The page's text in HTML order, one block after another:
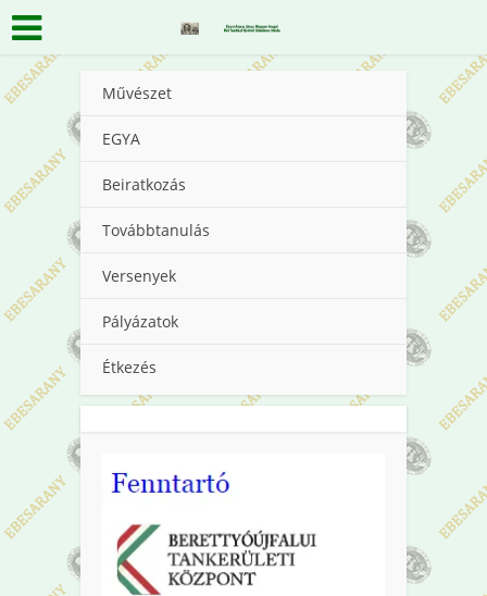
Művészet
EGYA
Beiratkozás
Továbbtanulás
Versenyek
Pályázatok
Étkezés